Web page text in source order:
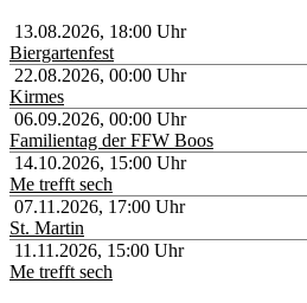
13.08.2026, 18:00 Uhr
Biergartenfest
22.08.2026, 00:00 Uhr
Kirmes
06.09.2026, 00:00 Uhr
Familientag der FFW Boos
14.10.2026, 15:00 Uhr
Me trefft sech
07.11.2026, 17:00 Uhr
St. Martin
11.11.2026, 15:00 Uhr
Me trefft sech